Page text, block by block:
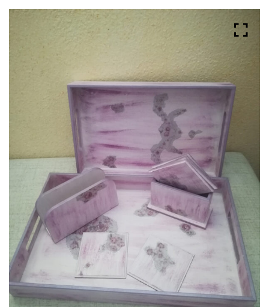
Albumi za svadbu